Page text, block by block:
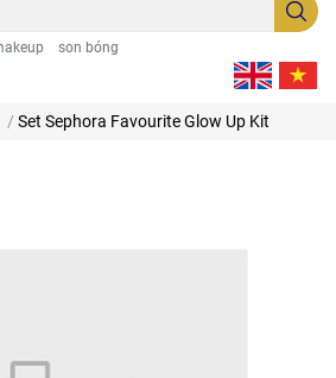
son bóng
/ Set Sephora Favourite Glow Up Kit